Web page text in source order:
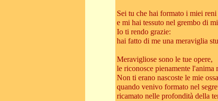
Sei tu che hai formato i miei reni
e mi hai tessuto nel grembo di
Io ti rendo grazie:
hai fatto di me una meraviglia
Meravigliose sono le tue opere,
le riconosce pienamente l'anima
Non ti erano nascoste le mie ossa
quando venivo formato nel
ricamato nelle profondità della